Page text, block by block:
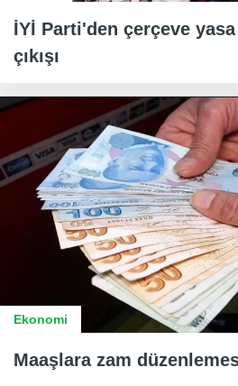
İYİ Parti'den çerçeve yasa
çıkışı
Ekonomi
Maaşlara zam